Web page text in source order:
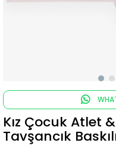
Kız Çocuk Atlet
Tavşancık